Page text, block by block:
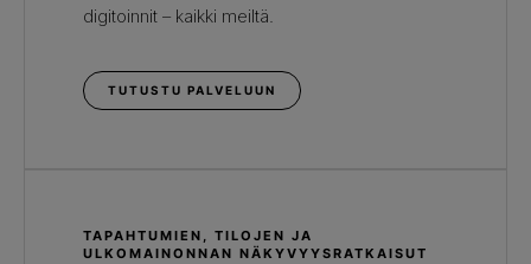
digitoinnit – kaikki meiltä.
TUTUSTU PALVELUUN
TAPAHTUMIEN, TILOJEN JA
ULKOMAINONNAN NÄKYVYYSRATKAISUT